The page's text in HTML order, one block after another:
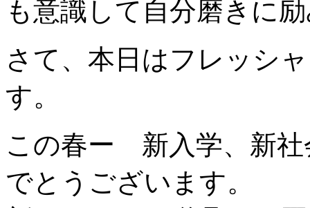
も意識して自分磨きに
さて、本日はフレッシ
す。
この春ー 新入学、新社
でとうございます。